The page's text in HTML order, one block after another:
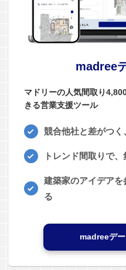
madree
マドリーの人気間取り
きる営業支援ツール
競合他社と差がつく
トレンド間取りで
建築家のアイデアを
る
madreeデ